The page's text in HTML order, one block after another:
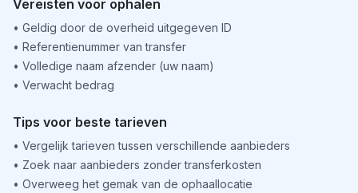
Vereisten voor ophalen
• Geldig door de overheid uitgegeven ID
• Referentienummer van transfer
• Volledige naam afzender (uw naam)
• Verwacht bedrag
Tips voor beste tarieven
• Vergelijk tarieven tussen verschillende aanbieders
• Zoek naar aanbieders zonder transferkosten
• Overweeg het gemak van de ophaallocatie